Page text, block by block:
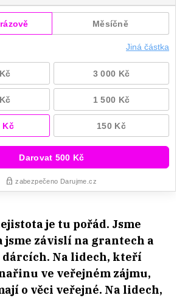
je tu pořád. Jsme
jsme závislí na grantech a
Na lidech, kteří
ve veřejném zájmu,
o věci veřejné. Na lidech,